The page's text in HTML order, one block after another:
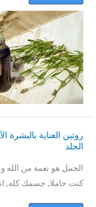
روتين العناية بالبشرة
الجلد
الحمل هو نعمة من
كنت حاملا, جسمك كله,
روتين
العناية
بالبشرة
الآمن
الحمل
&
مشاكل
الجلد